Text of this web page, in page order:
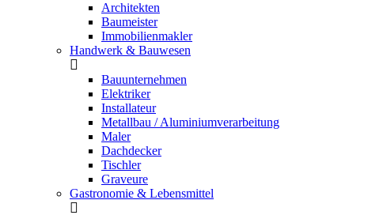
Architekten
Baumeister
Immobilienmakler
Handwerk & Bauwesen
Bauunternehmen
Elektriker
Installateur
Metallbau / Aluminiumverarbeitung
Maler
Dachdecker
Tischler
Graveure
Gastronomie & Lebensmittel